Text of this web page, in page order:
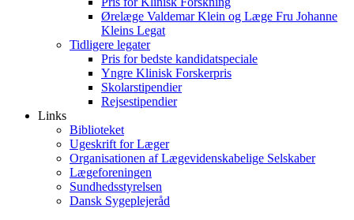
Ørelæge Valdemar Klein og Læge Fru Johanne
Kleins Legat
Tidligere legater
Pris for bedste kandidatspeciale
Yngre Klinisk Forskerpris
Skolarstipendier
Rejsestipendier
Links
Biblioteket
Ugeskrift for Læger
Organisationen af Lægevidenskabelige Selskaber
Lægeforeningen
Sundhedsstyrelsen
Dansk Sygeplejeråd